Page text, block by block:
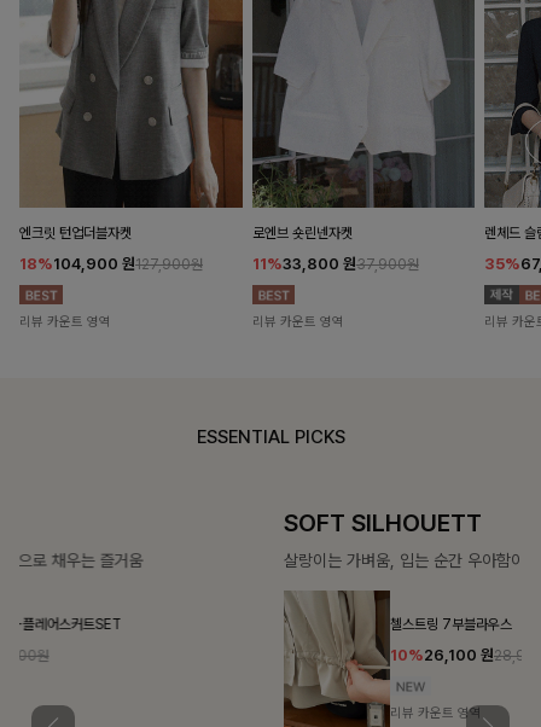
엔크릿 턴업더블자켓
18%104,900 원127,900원
리뷰 카운트 영역
로엔브 숏린넨자켓
11%33,800 원37,900원
리뷰 카운트 영역
렌체드
35%
리뷰 카운
ESSENTIAL PICKS
살랑이는 가벼움, 입는 순간 우아함이 피어나는 실루엣